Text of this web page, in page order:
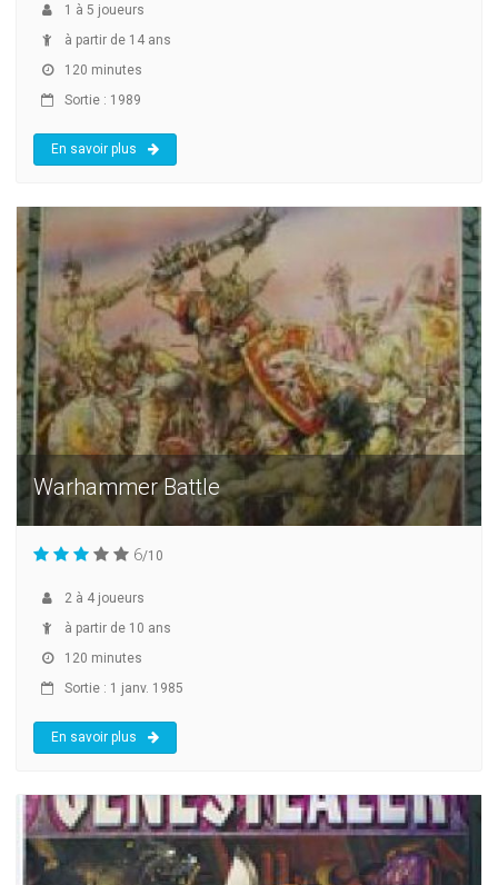
1 à 5 joueurs
à partir de 14 ans
120 minutes
Sortie : 1989
En savoir plus
Warhammer Battle
6/10
2 à 4 joueurs
à partir de 10 ans
120 minutes
Sortie : 1 janv. 1985
En savoir plus